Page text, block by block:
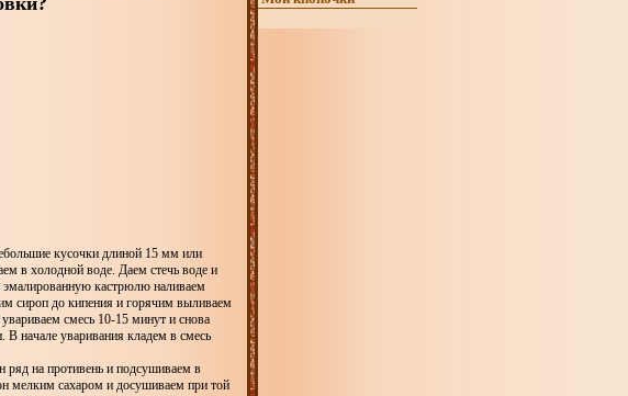
кусочки длиной 15 мм или
в холодной воде. Даем стечь воде и
кастрюлю наливаем
сироп до кипения и горячим выливаем
смесь 10-15 минут и снова
В начале уваривания кладем в смесь
ряд на противень и подсушиваем в
мелким сахаром и досушиваем при той